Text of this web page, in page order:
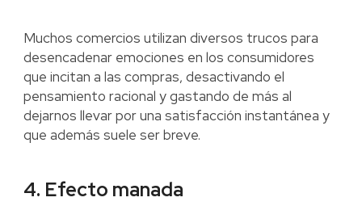
Muchos comercios utilizan diversos trucos para
desencadenar emociones en los consumidores
que incitan a las compras, desactivando el
pensamiento racional y gastando de más al
dejarnos llevar por una satisfacción instantánea y
que además suele ser breve.
4. Efecto manada